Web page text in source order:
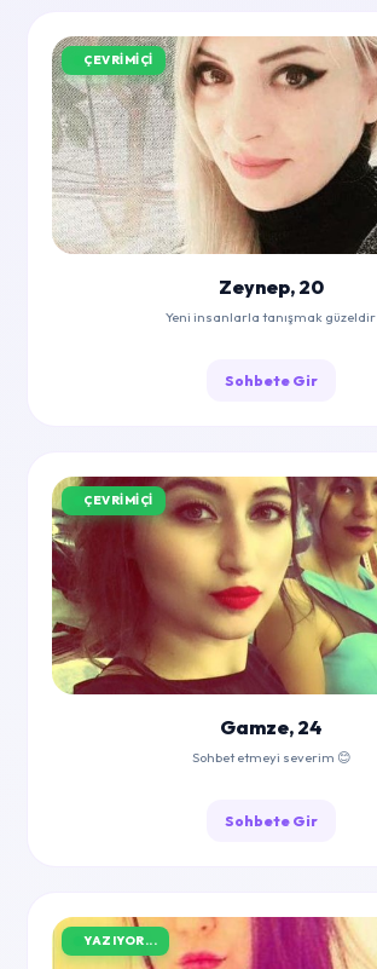
ÇEVRIMIÇI
Zeynep, 20
Yeni insanlarla tanışmak güzeldir
Sohbete Gir
ÇEVRIMIÇI
Gamze, 24
Sohbet etmeyi severim 😊
Sohbete Gir
YAZIYOR...